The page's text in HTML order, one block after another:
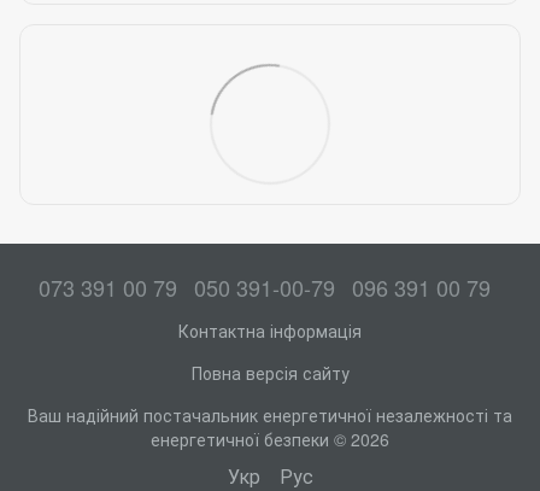
073 391 00 79 050 391-00-79 096 391 00 79
Контактна інформація
Повна версія сайту
Ваш надійний постачальник енергетичної незалежності та
енергетичної безпеки © 2026
Укр Рус